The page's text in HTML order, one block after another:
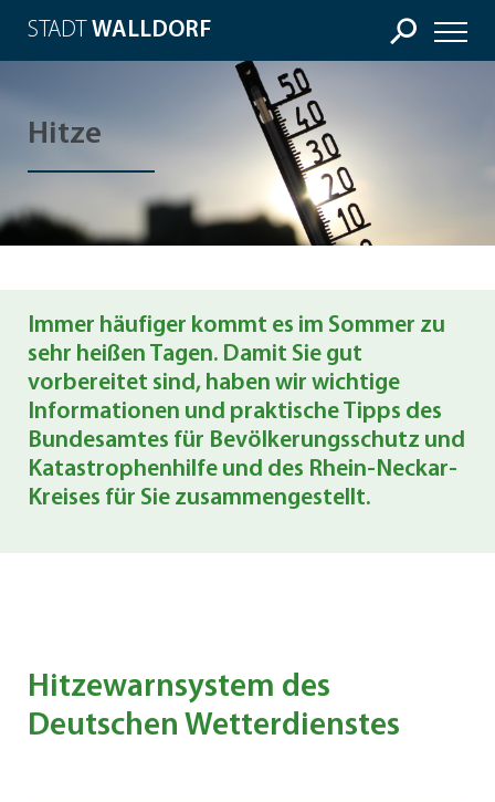
STADT WALLDORF
Hitze
Immer häufiger kommt es im Sommer zu
sehr heißen Tagen. Damit Sie gut
vorbereitet sind, haben wir wichtige
Informationen und praktische Tipps des
Bundesamtes für Bevölkerungsschutz und
Katastrophenhilfe und des Rhein-Neckar-
Kreises für Sie zusammengestellt.
Hitzewarnsystem des
Deutschen Wetterdienstes